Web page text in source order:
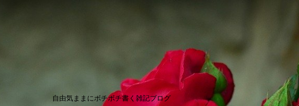
自由気ままにボチボチ書く雑記ブログ